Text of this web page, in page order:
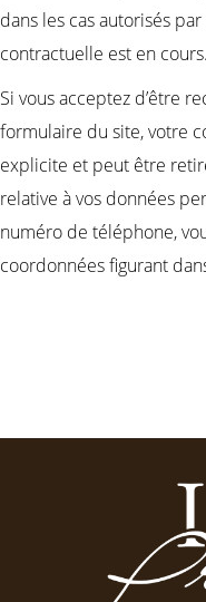
dans les cas autorisés
contractuelle est en cours.
Si vous acceptez d’être
formulaire du site, votre
explicite et peut être
relative à vos données
numéro de téléphone,
coordonnées figurant